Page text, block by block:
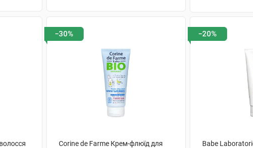
−30%
Corine de Farme Крем-флюїд для
−20%
Babe